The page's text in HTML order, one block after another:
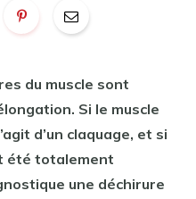
du muscle sont
. Si le muscle
d’un claquage, et si
été totalement
une déchirure